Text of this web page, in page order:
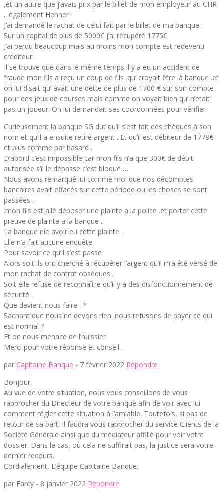
,et un autre que j’avais prix par le billet de mon employeur au CHR
.. également Henner
J’ai demandé le rachat de celui fait par le billet de ma banque .
Sur un capital de plus de 5000€ j’ai récupéré 1775€
J’ai perdu beaucoup mais au moins mon compte est redevenu
créditeur .
Il se trouve que dans le même temps il y a eu un accident de
fraude mon fils a reçu un coup de fils .qu’ croyait être là banque .et
on lui disait qu’ avait une dette de plus de 1700 € sur son compte
pour des jeux de courses mais comme on voyait bien qu’ n’etait
pas un joueur. On lui demandait ses coordonnées pour vérifier
Curieusement la banque SG dut qu’il s’est fait des chèques à son
nom et qu’il a ensuite retiré argent . Et qu’il est débiteur de 1778€
et plus comme par hasard .
D’abord c’est impossible car mon fils n’a que 300€ de débit
autorisée s’il le dépasse c’est bloqué …
Nous avons remarqué lui comme moi que nos décomptes
bancaires avait effacés sur cette période ou les choses se sont
passées .
.mon fils est allé déposer une plainte a la police .et porter cette
preuve de plainte a la banque .
La banque nie avoir eu cette plainte .
Elle n’a fait aucune enquête .
Pour savoir ce qu’il s’est passé
Alors soit ils ont cherché à récupérer l’argent qu’il m’a été versé de
mon rachat de contrat obsèques .
Soit elle refuse de reconnaître qu’il y a des disfonctionnement de
sécurité .
Que devient nous faire . ?
Sachant que nous ne devons rien .nous refusons de payer ce qui
est normal ?
Et on nous menace de l’huissier
Merci pour votre réponse et conseil .
par Capitaine Banque - 7 février 2022 Répondre
Bonjour,
Au vue de votre situation, nous vous conseillons de vous
rapprocher du Directeur de votre banque afin de voir avec lui
comment régler cette situation à l’amiable. Toutefois, si pas de
retour de sa part, il faudra vous rapprocher du service Clients de la
Société Générale ainsi que du médiateur affilié pour voir votre
dossier. Dans le cas, où cela ne suffirait pas, la justice sera votre
dernier recours.
Cordialement, L’équipe Capitaine Banque.
par Farcy - 8 janvier 2022 Répondre